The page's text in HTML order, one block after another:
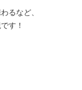
るなど、
す！